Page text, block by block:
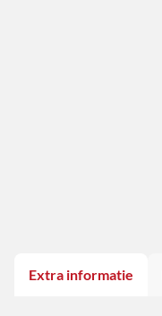
Extra informatie